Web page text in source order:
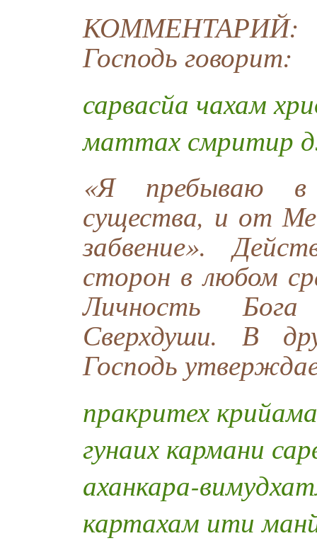
КОММЕНТАРИЙ:
Господь говорит:
сарвасйа чахам
маттах смритир
«Я пребываю в
существа, и от
забвение».
сторон в любом
Личность
Сверхдуши. В
Господь
пракритех
гунаих кармани
аханкара-
картахам ити